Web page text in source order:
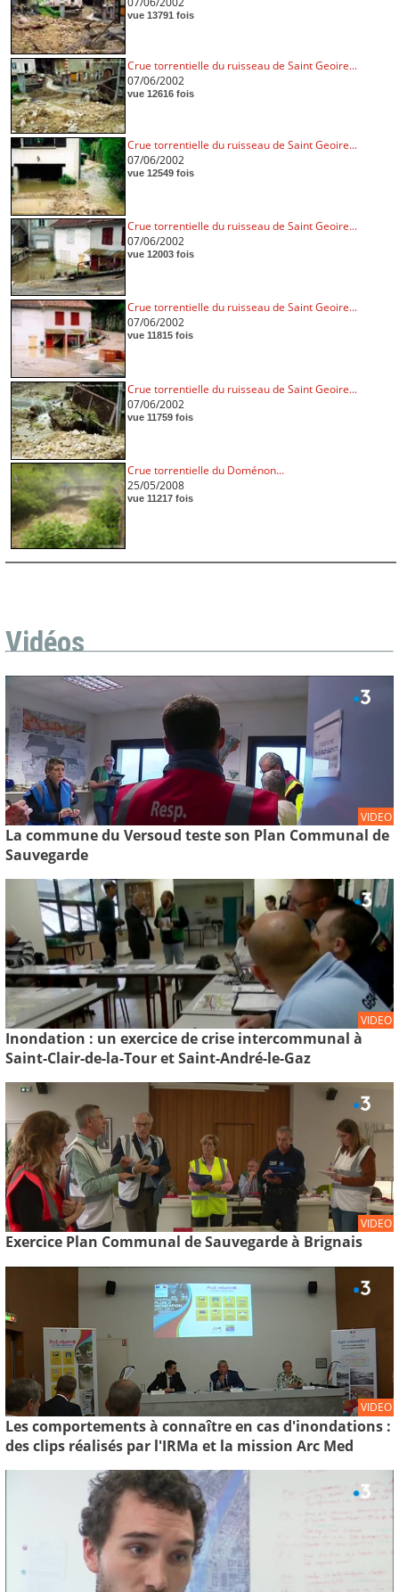
vue 13791 fois
Crue torrentielle du ruisseau de Saint Geoire...
07/06/2002
vue 12616 fois
Crue torrentielle du ruisseau de Saint Geoire...
07/06/2002
vue 12549 fois
Crue torrentielle du ruisseau de Saint Geoire...
07/06/2002
vue 12003 fois
Crue torrentielle du ruisseau de Saint Geoire...
07/06/2002
vue 11815 fois
Crue torrentielle du ruisseau de Saint Geoire...
07/06/2002
vue 11759 fois
Crue torrentielle du Doménon...
25/05/2008
vue 11217 fois
Vidéos
VIDEO
La commune du Versoud teste son Plan Communal de
Sauvegarde
VIDEO
Inondation : un exercice de crise intercommunal à
Saint-Clair-de-la-Tour et Saint-André-le-Gaz
VIDEO
Exercice Plan Communal de Sauvegarde à Brignais
VIDEO
Les comportements à connaître en cas d'inondations :
des clips réalisés par l'IRMa et la mission Arc Med